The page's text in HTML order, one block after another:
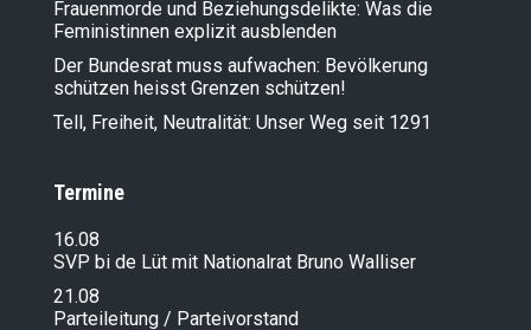
Frauenmorde und Beziehungsdelikte: Was die
Feministinnen explizit ausblenden
Der Bundesrat muss aufwachen: Bevölkerung
schützen heisst Grenzen schützen!
Tell, Freiheit, Neutralität: Unser Weg seit 1291
Termine
16.08
SVP bi de Lüt mit Nationalrat Bruno Walliser
21.08
Parteileitung / Parteivorstand